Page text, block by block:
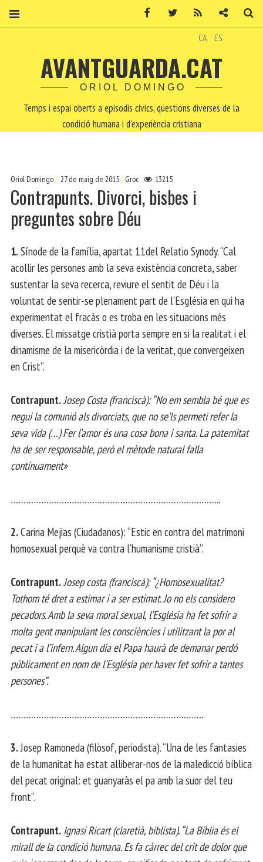
CA ES
AVANTGUARDA.CAT
ORIOL DOMINGO
Temps i espai oberts a episodis cívics, qüestions diverses de la
condició humana i d'experiència cristiana
Oriol Domingo 27 de maig de 2015 Groc 13215
Contrapunts. Divorci, bisbes i
preguntes sobre Déu
1.Sínode de la família, apartat 11del Relatio Synody. “Cal
acollir les persones amb la seva existència concreta, saber
sustentar la seva recerca, reviure el sentit de Déu i la
voluntat de sentir-se plenament part de l’Església en qui ha
experimentat el fracàs o es troba en les situacions més
diverses. El missatge cristià porta sempre en si la realitat i el
dinamisme de la misericòrdia i de la veritat, que convergeixen
en Crist”.
Contrapunt.Josep Costa (franciscà): “No em sembla bé que es
negui la comunió als divorciats, que no se’ls permeti refer la
seva vida (…) Fer l’amor és una cosa bona i santa. La paternitat
ha de ser responsable, però el mètode natural falla
contínuament»
………………………………………………………………………..
2.Carina Mejias (Ciudadanos): “Estic en contra del matrimoni
homosexual perquè va contra l’humanisme cristià”.
Contrapunt.Josep costa (franciscà): “¿Homosexualitat?
Tothom té dret a estimar i a ser estimat. Jo no els considero
pecadors. Amb la seva moral sexual, l’Església ha fet sofrir a
molta gent manipulant les consciències i utilitzant la por al
pecat i a l’infern. Algun dia el Papa haurà de demanar perdó
públicament en nom de l’Església per haver fet sofrir a tantes
persones”.
………………………………………………………………….
3.Josep Ramoneda (filòsof, periodista). “Una de les fantasies
de la humanitat ha estat alliberar-nos de la maledicció bíblica
del pecat original: et guanyaràs el pa amb la suor del teu
front”.
Contrapunt. Ignasi Ricart (claretià, biblista). “La Bíblia és el
mirall de la condició humana. Es fa càrrec del crit de dolor que
Facebook Twitter Contacte